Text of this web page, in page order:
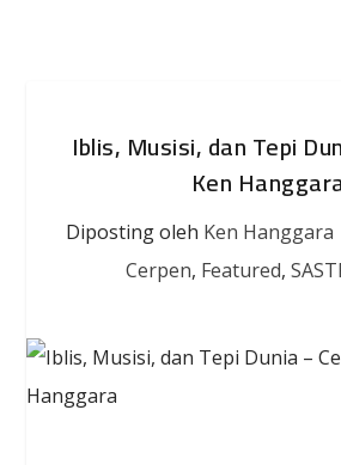
Iblis, Musisi, dan Tepi
Ken
Diposting oleh Ken Hanggara
Cerpen, Featured,